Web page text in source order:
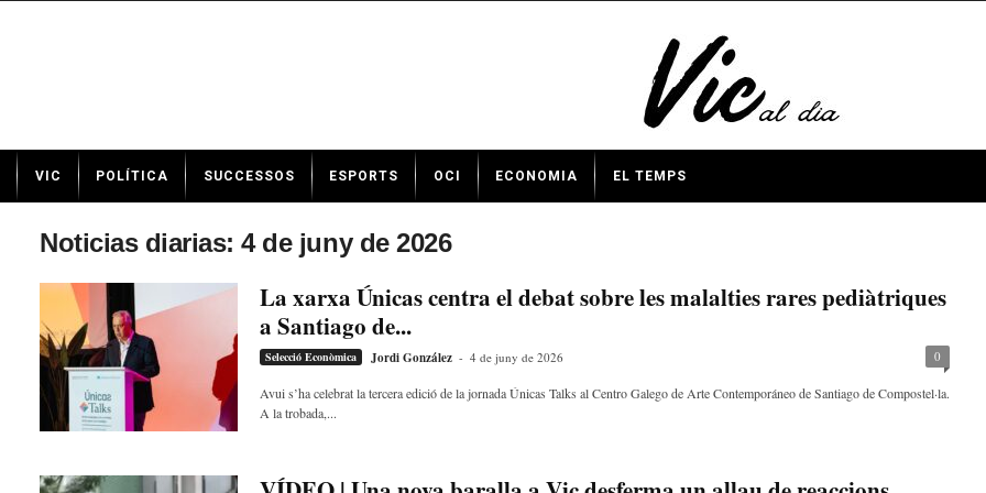
t
VIC POLÍTICA SUCCESSOS ESPORTS OCI ECONOMIA EL TEMPS
Noticias diarias: 4 de juny de 2026
La xarxa Únicas centra el debat sobre les malalties rares pediàtriques
a Santiago de...
Selecció Econòmica Jordi González - 4 de juny de 2026 0
Avui s’ha celebrat la tercera edició de la jornada Únicas Talks al Centro Galego de Arte Contemporáneo de Santiago de Compostel·la.
A la trobada,...